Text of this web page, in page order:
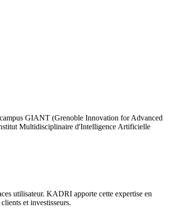
GIANT (Grenoble Innovation for Advanced
Multidisciplinaire d'Intelligence Artificielle
utilisateur. KADRI apporte cette expertise en
et investisseurs.